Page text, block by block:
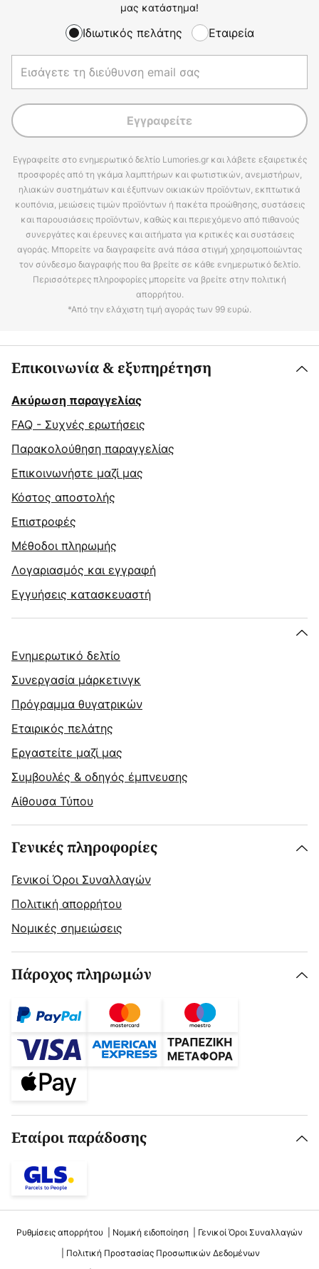
μας κατάστημα!
Ιδιωτικός πελάτης Εταιρεία
Εγγραφείτε
Εγγραφείτε στο ενημερωτικό δελτίο Lumories.gr και λάβετε εξαιρετικές
προσφορές από τη γκάμα λαμπτήρων και φωτιστικών, ανεμιστήρων,
ηλιακών συστημάτων και έξυπνων οικιακών προϊόντων, εκπτωτικά
κουπόνια, μειώσεις τιμών προϊόντων ή πακέτα προώθησης, συστάσεις
και παρουσιάσεις προϊόντων, καθώς και περιεχόμενο από πιθανούς
συνεργάτες και έρευνες και αιτήματα για κριτικές και συστάσεις
αγοράς. Μπορείτε να διαγραφείτε ανά πάσα στιγμή χρησιμοποιώντας
τον σύνδεσμο διαγραφής που θα βρείτε σε κάθε ενημερωτικό δελτίο.
Περισσότερες πληροφορίες μπορείτε να βρείτε στην πολιτική
απορρήτου.
*Από την ελάχιστη τιμή αγοράς των 99 ευρώ.
Επικοινωνία & εξυπηρέτηση
Ακύρωση παραγγελίας
FAQ - Συχνές ερωτήσεις
Παρακολούθηση παραγγελίας
Επικοινωνήστε μαζί μας
Κόστος αποστολής
Επιστροφές
Μέθοδοι πληρωμής
Λογαριασμός και εγγραφή
Εγγυήσεις κατασκευαστή
Ενημερωτικό δελτίο
Συνεργασία μάρκετινγκ
Πρόγραμμα θυγατρικών
Εταιρικός πελάτης
Εργαστείτε μαζί μας
Συμβουλές & οδηγός έμπνευσης
Αίθουσα Τύπου
Γενικές πληροφορίες
Γενικοί Όροι Συναλλαγών
Πολιτική απορρήτου
Νομικές σημειώσεις
Πάροχος πληρωμών
Εταίροι παράδοσης
Ρυθμίσεις απορρήτου Νομική ειδοποίηση
Γενικοί Όροι Συναλλαγών
Πολιτική Προστασίας Προσωπικών Δεδομένων